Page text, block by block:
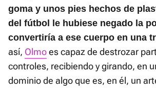
goma y unos pies hechos de
del fútbol le hubiese negado la
convertiría a ese cuerpo en una
así, Olmoes capaz de destrozar
controles, recibiendo y girando, en
dominio de algo que es, en él, un